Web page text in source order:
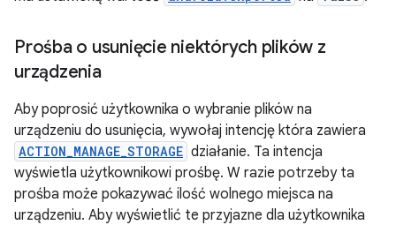
Prośba o usunięcie niektórych plików z
urządzenia
Aby poprosić użytkownika o wybranie plików na
urządzeniu do usunięcia, wywołaj intencję która zawiera
ACTION_MANAGE_STORAGE działanie. Ta intencja
wyświetla użytkownikowi prośbę. W razie potrzeby ta
prośba może pokazywać ilość wolnego miejsca na
urządzeniu. Aby wyświetlić te przyjazne dla użytkownika